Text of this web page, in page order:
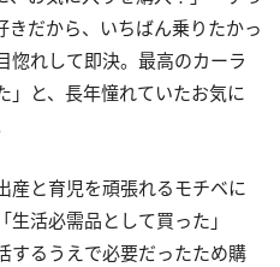
きだから、いちばん乗りたかっ
惚れして即決。最高のカーラ
」と、長年憧れていたお気に
産と育児を頑張れるモチベに
活必需品として買った」
するうえで必要だったため購